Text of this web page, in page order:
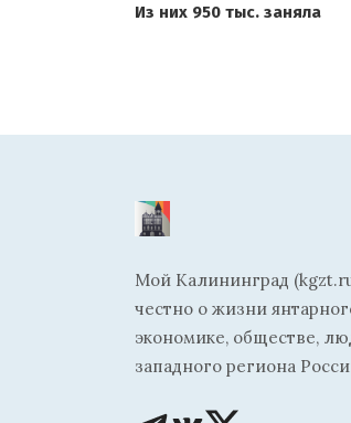
Из них 950 тыс. заняла
Мой Калининград
честно о жизни
экономике, обществе,
западного региона